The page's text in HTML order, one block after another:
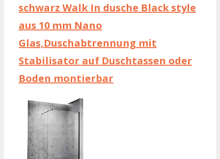
schwarz Walk In dusche Black style
aus 10 mm Nano
Glas,Duschabtrennung mit
Stabilisator auf Duschtassen oder
Boden montierbar